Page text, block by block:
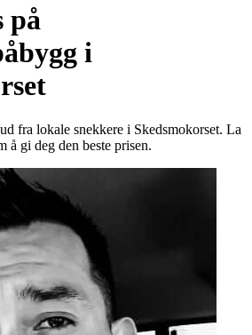
på
i
fra lokale snekkere i Skedsmokorset. La
å gi deg den beste prisen.